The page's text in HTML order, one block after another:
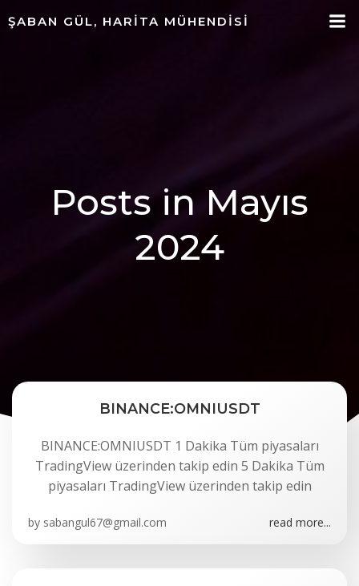
ŞABAN GÜL, HARITA MÜHENDISI
Posts in Mayıs
2024
BINANCE:OMNIUSDT
BINANCE:OMNIUSDT 1 Dakika Tüm piyasaları
TradingView üzerinden takip edin 5 Dakika Tüm
piyasaları TradingView üzerinden takip edin
by sabangul67@gmail.com read more...